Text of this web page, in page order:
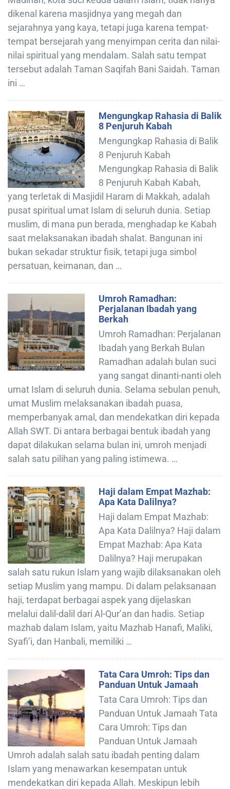
dikenal karena masjidnya yang megah dan
sejarahnya yang kaya, tetapi juga karena tempat-
tempat bersejarah yang menyimpan cerita dan nilai-
nilai spiritual yang mendalam. Salah satu tempat
tersebut adalah Taman Saqifah Bani Saidah. Taman
ini …
Mengungkap Rahasia di Balik
8 Penjuruh Kabah
Mengungkap Rahasia di Balik
8 Penjuruh Kabah
Mengungkap Rahasia di Balik
8 Penjuruh Kabah Kabah,
yang terletak di Masjidil Haram di Makkah, adalah
pusat spiritual umat Islam di seluruh dunia. Setiap
muslim, di mana pun berada, menghadap ke Kabah
saat melaksanakan ibadah shalat. Bangunan ini
bukan sekadar struktur fisik, tetapi juga simbol
persatuan, keimanan, dan …
Umroh Ramadhan:
Perjalanan Ibadah yang
Berkah
Umroh Ramadhan: Perjalanan
Ibadah yang Berkah Bulan
Ramadhan adalah bulan suci
yang sangat dinanti-nanti oleh
umat Islam di seluruh dunia. Selama sebulan penuh,
umat Muslim melaksanakan ibadah puasa,
memperbanyak amal, dan mendekatkan diri kepada
Allah SWT. Di antara berbagai bentuk ibadah yang
dapat dilakukan selama bulan ini, umroh menjadi
salah satu pilihan yang paling istimewa. …
Haji dalam Empat Mazhab:
Apa Kata Dalilnya?
Haji dalam Empat Mazhab:
Apa Kata Dalilnya? Haji dalam
Empat Mazhab: Apa Kata
Dalilnya? Haji merupakan
salah satu rukun Islam yang wajib dilaksanakan oleh
setiap Muslim yang mampu. Di dalam pelaksanaan
haji, terdapat berbagai aspek yang dijelaskan
melalui dalil-dalil dari Al-Qur’an dan hadis. Setiap
mazhab dalam Islam, yaitu Mazhab Hanafi, Maliki,
Syafi’i, dan Hanbali, memiliki …
Tata Cara Umroh: Tips dan
Panduan Untuk Jamaah
Tata Cara Umroh: Tips dan
Panduan Untuk Jamaah Tata
Cara Umroh: Tips dan
Panduan Untuk Jamaah
Umroh adalah salah satu ibadah penting dalam
Islam yang menawarkan kesempatan untuk
mendekatkan diri kepada Allah. Meskipun lebih